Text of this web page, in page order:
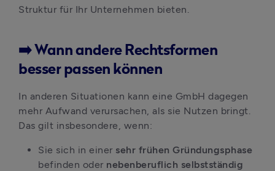
Struktur für Ihr Unternehmen bieten.
➡️ Wann andere Rechtsformen
besser passen können
In anderen Situationen kann eine GmbH dagegen
mehr Aufwand verursachen, als sie Nutzen bringt.
Das gilt insbesondere, wenn:
Sie sich in einer sehr frühen Gründungsphase
befinden oder nebenberuflich selbstständig